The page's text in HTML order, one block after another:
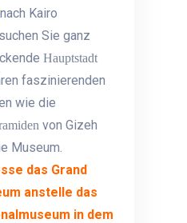
nach Kairo
Sie ganz
Hauptstadt
faszinierenden
wie die
von Gizeh
Museum.
das Grand
anstelle das
in dem